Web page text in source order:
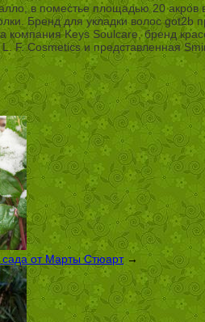
в поместье площадью 20
Бренд для укладки волос
Keys Soulcare, бренд
F. Cosmetics и представленная
сада от Марты Стюарт→